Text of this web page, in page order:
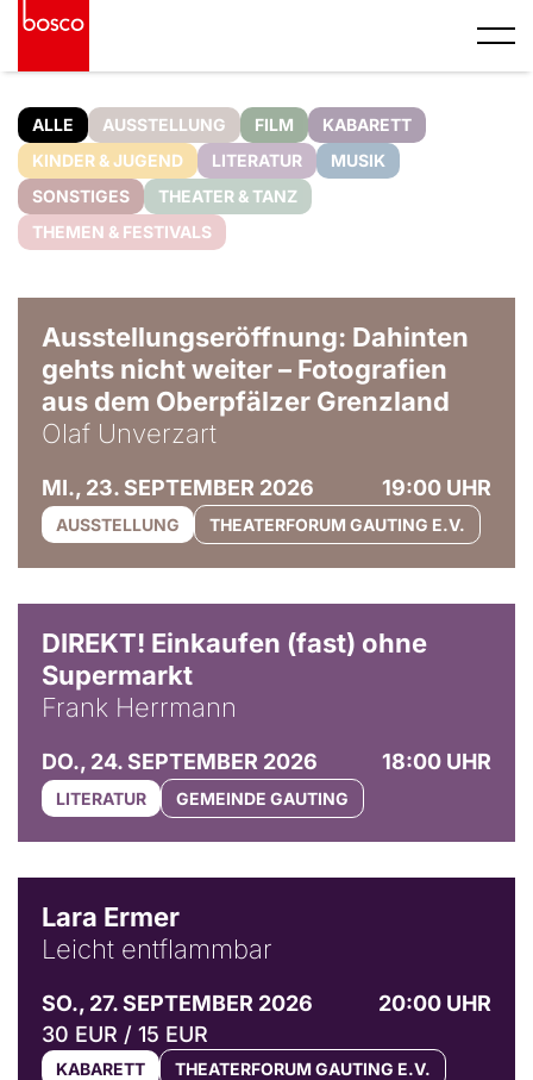
ALLE AUSSTELLUNG FILM
KABARETT
KINDER & JUGEND
LITERATUR
MUSIK
SONSTIGES
THEATER & TANZ
THEMEN & FESTIVALS
Ausstellungseröffnung: Dahinten
gehts nicht weiter – Fotografien
aus dem Oberpfälzer Grenzland
Olaf Unverzart
MI., 23. SEPTEMBER 2026 19:00 UHR
AUSSTELLUNG THEATERFORUM GAUTING E.V.
DIREKT! Einkaufen (fast) ohne
Supermarkt
Frank Herrmann
DO., 24. SEPTEMBER 2026 18:00 UHR
LITERATUR GEMEINDE GAUTING
Lara Ermer
Leicht entflammbar
SO., 27. SEPTEMBER 2026
20:00 UHR
30 EUR / 15 EUR
KABARETT THEATERFORUM GAUTING E.V.